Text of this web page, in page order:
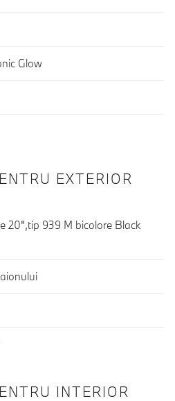
Glow
EXTERIOR
20",tip 939 M bicolore Black
INTERIOR